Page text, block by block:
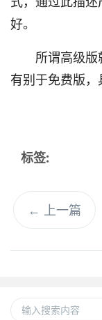
好。
所谓高级版就
有别于免费版，
标签:
← 上一篇